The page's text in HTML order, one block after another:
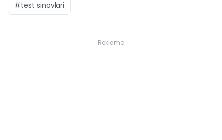
#test sinovlari
Reklama